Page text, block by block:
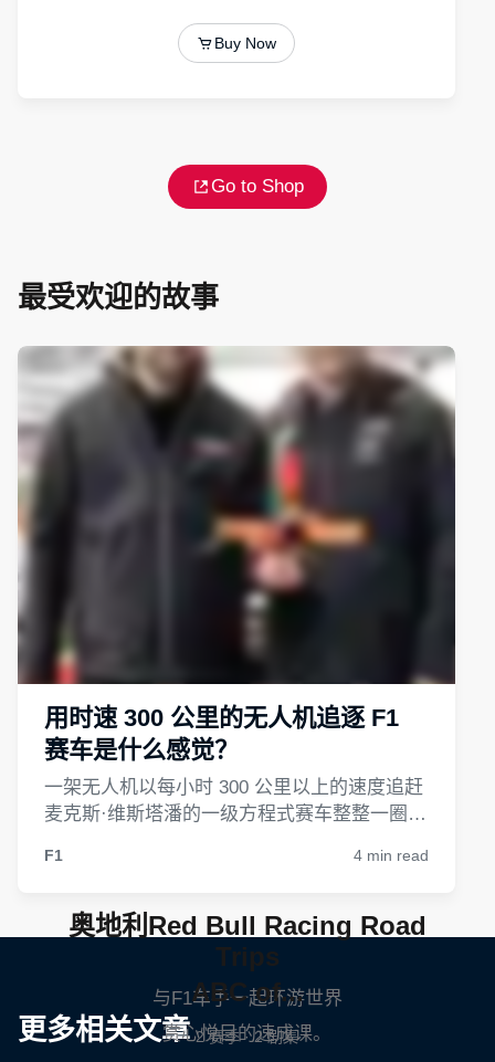
Go to Shop
最受欢迎的故事
更多相关文章
奥地利Red Bull Racing Road
Trips
与F1车手一起环游世界
2 赛季 · 2 剧集
ABC of...
赏心悦目的速成课。